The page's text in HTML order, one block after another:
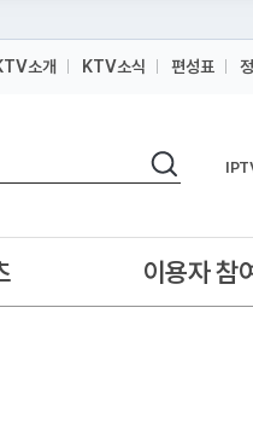
소개 KTV소식 편성표
검색
이용자 참